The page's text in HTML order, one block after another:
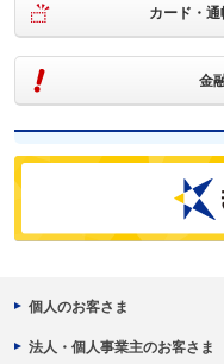
カード・
金
個人のお客さま
法人・個人事業主のお客さま